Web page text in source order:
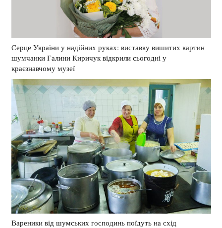
Серце України у надійних руках: виставку вишитих картин
шумчанки Галини Киричук відкрили сьогодні у
краєзнавчому музеї
Вареники від шумських господинь поїдуть на схід